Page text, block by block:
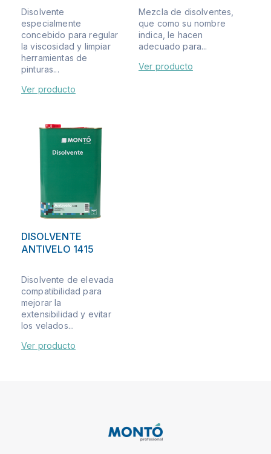
Disolvente
especialmente
concebido para regular
la viscosidad y limpiar
herramientas de
pinturas...
Ver producto
Mezcla de disolventes,
que como su nombre
indica, le hacen
adecuado para...
Ver producto
DISOLVENTE
ANTIVELO 1415
Disolvente de elevada
compatibilidad para
mejorar la
extensibilidad y evitar
los velados...
Ver producto